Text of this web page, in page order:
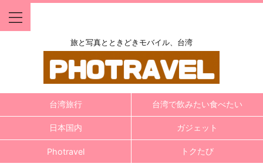
旅と写真とときどきモバイル、台湾
台湾旅行 台湾で飲みたい食べたい
日本国内 ガジェット
Photravel トクたび